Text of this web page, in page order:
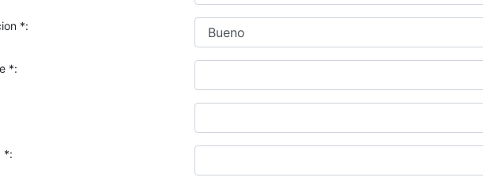
*:
*:
*: